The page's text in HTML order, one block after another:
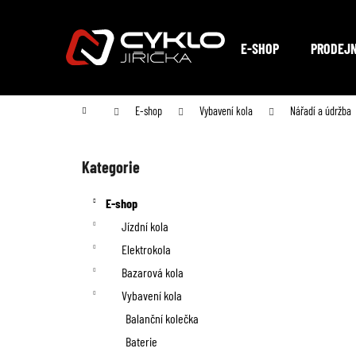
E-SHOP
Domů E-shop Vybavení kola Nářadí a údržba
Přeskočit
Kategorie
E-shop
Jízdní kola
Elektrokola
Bazarová kola
Vybavení kola
Balanční kolečka
Baterie
Zpět
Zpět